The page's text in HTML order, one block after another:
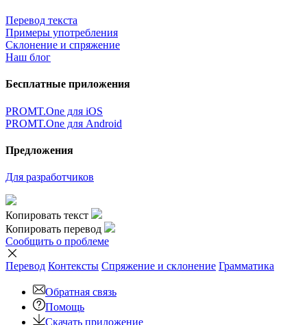
Перевод текста
Примеры употребления
Склонение и спряжение
Наш блог
Бесплатные приложения
PROMT.One для iOS
PROMT.One для Android
Предложения
Для разработчиков
Копировать текст
Копировать перевод
Сообщить о проблеме
Перевод Контексты Спряжение и склонение Грамматика
Обратная связь
Помощь
Скачать приложение